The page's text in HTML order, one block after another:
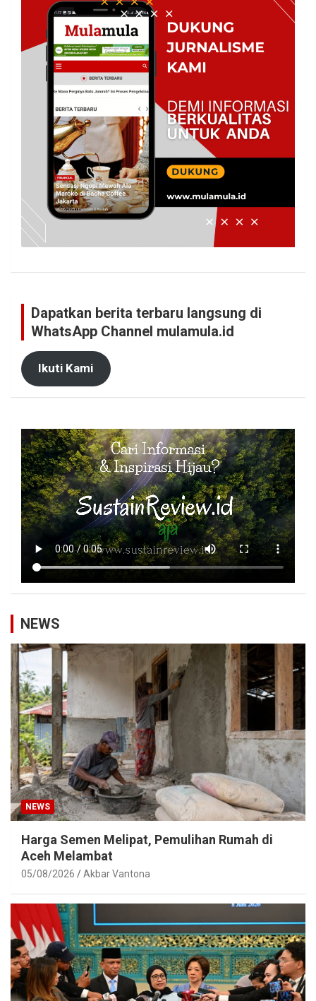
Dapatkan berita terbaru langsung di
WhatsApp Channel mulamula.id
Ikuti Kami
NEWS
NEWS
Harga Semen Melipat, Pemulihan Rumah di
Aceh Melambat
05/08/2026 Akbar Vantona